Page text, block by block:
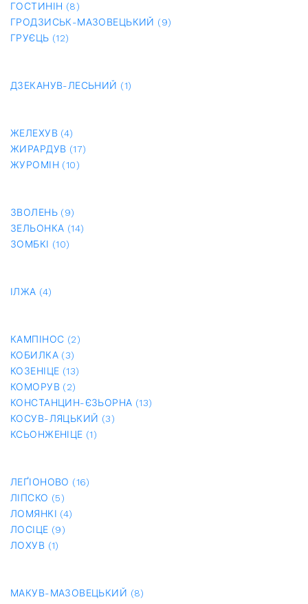
ГОСТИНІН (8)
ГРОДЗИСЬК-МАЗОВЕЦЬКИЙ (9)
ГРУЄЦЬ (12)
ДЗЕКАНУВ-ЛЕСЬНИЙ (1)
ЖЕЛЕХУВ (4)
ЖИРАРДУВ (17)
ЖУРОМІН (10)
ЗВОЛЕНЬ (9)
ЗЕЛЬОНКА (14)
ЗОМБКІ (10)
ІЛЖА (4)
КАМПІНОС (2)
КОБИЛКА (3)
КОЗЕНІЦЕ (13)
КОМОРУВ (2)
КОНСТАНЦИН-ЄЗЬОРНА (13)
КОСУВ-ЛЯЦЬКИЙ (3)
КСЬОНЖЕНІЦЕ (1)
ЛЕҐІОНОВО (16)
ЛІПСКО (5)
ЛОМЯНКІ (4)
ЛОСІЦЕ (9)
ЛОХУВ (1)
МАКУВ-МАЗОВЕЦЬКИЙ (8)